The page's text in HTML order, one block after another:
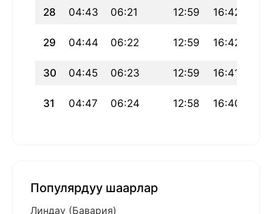
28 04:43 06:21 12:59 16:42
29 04:44 06:22 12:59 16:42
30 04:45 06:23 12:59 16:41
31 04:47 06:24 12:58 16:40
Популярдуу шаарлар
Линдау (Бавария)